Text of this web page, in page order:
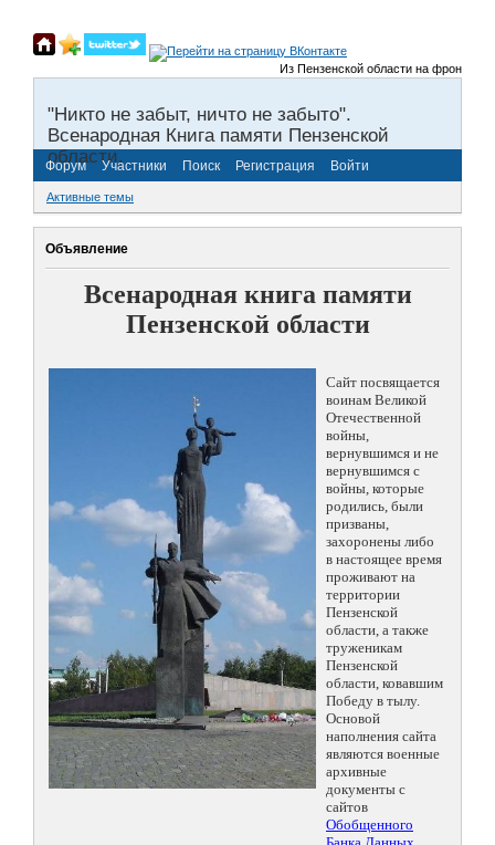
Из Пензенской области на фронты
"Никто не забыт, ничто не забыто".
Всенародная Книга памяти Пензенской
области.
Форум Участники Поиск Регистрация Войти
Активные темы
Объявление
Всенародная книга памяти
Пензенской области
Сайт посвящается
воинам Великой
Отечественной
войны,
вернувшимся и не
вернувшимся с
войны, которые
родились, были
призваны,
захоронены либо
в настоящее время
проживают на
территории
Пензенской
области, а также
труженикам
Пензенской
области, ковавшим
Победу в тылу.
Основой
наполнения сайта
являются военные
архивные
документы с
сайтов
Обобщенного